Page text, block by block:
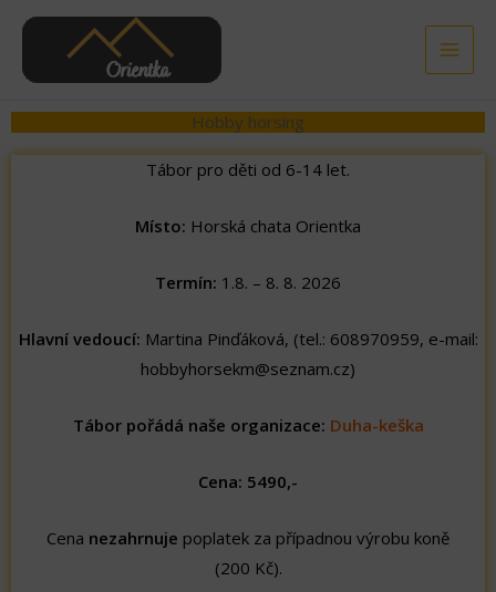
Přeskočit
obsah
Hobby horsing
Tábor pro děti od 6-14 let.
Místo: Horská chata Orientka
Termín: 1.8. – 8. 8. 2026
Hlavní vedoucí: Martina Pinďáková, (tel.: 608970959, e-mail:
hobbyhorsekm@seznam.cz)
Tábor pořádá naše organizace: Duha-keška
Cena: 5490,-
Cena nezahrnuje poplatek za případnou výrobu koně
(200 Kč).